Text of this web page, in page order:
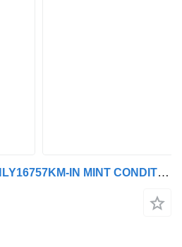
IVECO 120-17 **4X4-ONLY16757KM-IN MINT CONDITION**